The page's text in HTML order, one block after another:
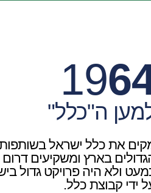
19
ה"כלל"
בארץ ומשקיעים
ולא היה פרויקט גדול
ידי קבוצת כלל.